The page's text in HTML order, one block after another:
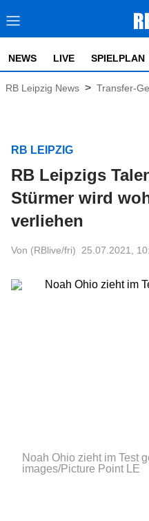
NEWS LIVE SPIELPLAN
RB Leipzig News > Transfer-
RB LEIPZIG
RB Leipzigs
Stürmer wird
verliehen
Von (RBlive/fri) 25.07.2021,
Noah Ohio zieht im Test
images/Picture Point LE